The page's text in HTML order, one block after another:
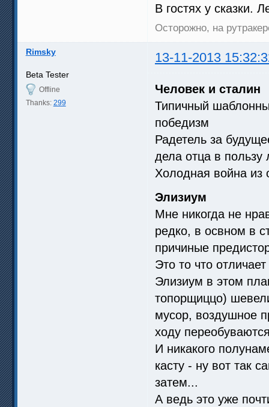
В гостях у сказки.
Осторожно, на
Rimsky 13-11-2013
Beta Tester
Offline
Thanks: 299
Человек и сталин
Типичный
победизм
Радетель за
дела отца в
Холодная война из
Элизиум
Мне никогда не
редко, в освном в
причиные
Это то что
Элизиум в этом
топорщиццо)
мусор, воздушное
ходу
И никакого
касту - ну вот так
затем...
А ведь это уже